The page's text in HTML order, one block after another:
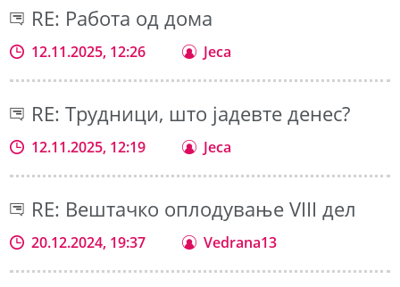
RE: Работа од дома
12.11.2025, 12:26 Jeca
RE: Трудници, што јадевте денес?
12.11.2025, 12:19 Jeca
RE: Вештачко оплодување VIII дел
20.12.2024, 19:37 Vedrana13